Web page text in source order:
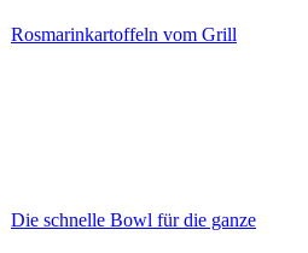
Rosmarinkartoffeln vom Grill
Die schnelle Bowl für die ganze